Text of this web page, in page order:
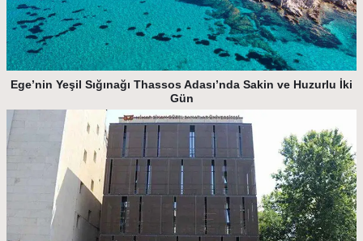
Ege’nin Yeşil Sığınağı Thassos Adası’nda Sakin ve Huzurlu İki
Gün